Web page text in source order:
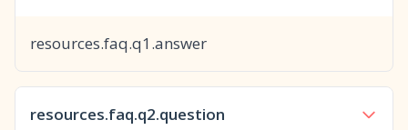
resources.faq.q1.answer
resources.faq.q2.question